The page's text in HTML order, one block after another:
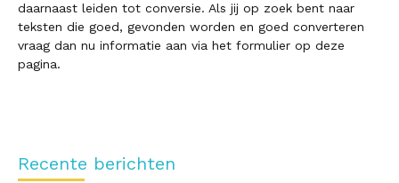
daarnaast leiden tot conversie. Als jij op zoek bent naar
teksten die goed, gevonden worden en goed converteren
vraag dan nu informatie aan via het formulier op deze
pagina.
Recente berichten